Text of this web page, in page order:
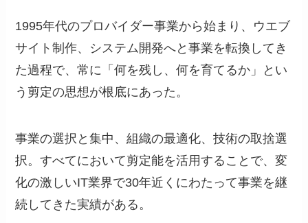
1995年代のプロバイダー事業から始まり、ウエブ
サイト制作、システム開発へと事業を転換してき
た過程で、常に「何を残し、何を育てるか」とい
う剪定の思想が根底にあった。
事業の選択と集中、組織の最適化、技術の取捨選
択。すべてにおいて剪定能を活用することで、変
化の激しいIT業界で30年近くにわたって事業を継
続してきた実績がある。